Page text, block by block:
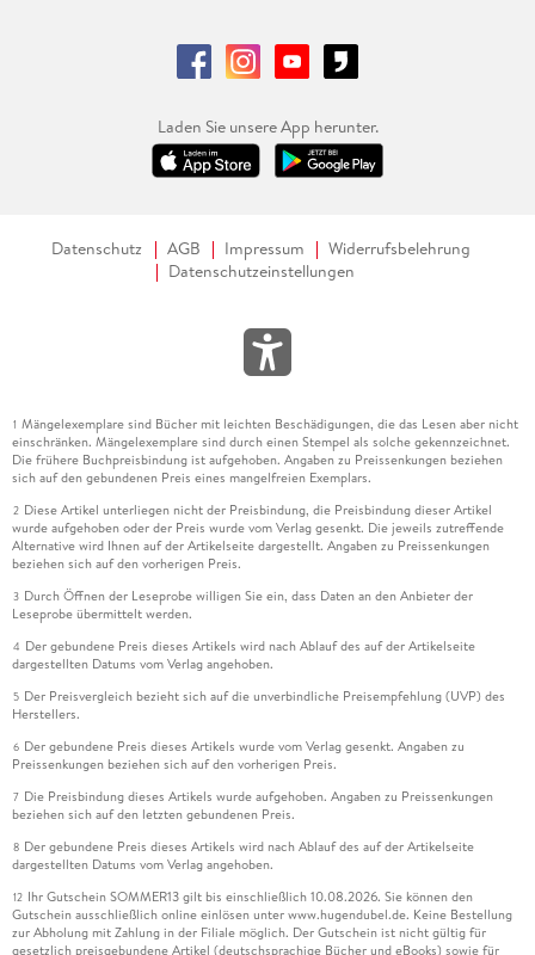
Laden Sie unsere App herunter.
Datenschutz AGB Impressum
Widerrufsbelehrung
Datenschutzeinstellungen
1 Mängelexemplare sind Bücher mit leichten Beschädigungen, die das Lesen aber nicht
einschränken. Mängelexemplare sind durch einen Stempel als solche gekennzeichnet.
Die frühere Buchpreisbindung ist aufgehoben. Angaben zu Preissenkungen beziehen
sich auf den gebundenen Preis eines mangelfreien Exemplars.
2 Diese Artikel unterliegen nicht der Preisbindung, die Preisbindung dieser Artikel
wurde aufgehoben oder der Preis wurde vom Verlag gesenkt. Die jeweils zutreffende
Alternative wird Ihnen auf der Artikelseite dargestellt. Angaben zu Preissenkungen
beziehen sich auf den vorherigen Preis.
3 Durch Öffnen der Leseprobe willigen Sie ein, dass Daten an den Anbieter der
Leseprobe übermittelt werden.
4 Der gebundene Preis dieses Artikels wird nach Ablauf des auf der Artikelseite
dargestellten Datums vom Verlag angehoben.
5 Der Preisvergleich bezieht sich auf die unverbindliche Preisempfehlung (UVP) des
Herstellers.
6 Der gebundene Preis dieses Artikels wurde vom Verlag gesenkt. Angaben zu
Preissenkungen beziehen sich auf den vorherigen Preis.
7 Die Preisbindung dieses Artikels wurde aufgehoben. Angaben zu Preissenkungen
beziehen sich auf den letzten gebundenen Preis.
8 Der gebundene Preis dieses Artikels wird nach Ablauf des auf der Artikelseite
dargestellten Datums vom Verlag angehoben.
12 Ihr Gutschein SOMMER13 gilt bis einschließlich 10.08.2026. Sie können den
Gutschein ausschließlich online einlösen unter www.hugendubel.de. Keine Bestellung
zur Abholung mit Zahlung in der Filiale möglich. Der Gutschein ist nicht gültig für
gesetzlich preisgebundene Artikel (deutschsprachige Bücher und eBooks) sowie für